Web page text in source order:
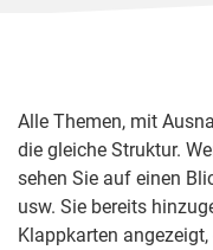
Alle Themen, mit
die gleiche Struktur.
sehen Sie auf einen
usw. Sie bereits
Klappkarten